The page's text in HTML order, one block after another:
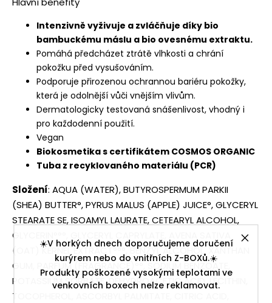
☀️V horkých dnech doporučujeme doručení
kurýrem nebo do vnitřních Z-BOXů.☀️
Produkty poškozené vysokými teplotami ve
venkovních boxech nelze reklamovat.
Intenzivně vyživuje a zvláčňuje díky bio
bambuckému máslu a bio ovesnému extraktu.
Pomáhá předcházet ztrátě vlhkosti a chrání
pokožku před vysušováním.
Podporuje přirozenou ochrannou bariéru pokožky,
která je odolnější vůči vnějším vlivům.
Dermatologicky testovaná snášenlivost, vhodný i
pro každodenní použití.
Vegan
Biokosmetika s certifikátem COSMOS ORGANIC
Tuba z recyklovaného materiálu (PCR)
Složení: AQUA (WATER), BUTYROSPERMUM PARKII
(SHEA) BUTTER°, PYRUS MALUS (APPLE) JUICE°, GLYCERYL
STEARATE SE, ISOAMYL LAURATE, CETEARYL ALCOHOL,
GLYCERIN°°°, GLYCERYL CAPRYLATE, AVENA SATIVA
(OAT) KERNEL EXTRACT°°°, BENZYL ALCOHOL, XANTHAN
GUM, PARFUM (FRAGRANCE)°°, SODIUM BENZOATE,
POTASSIUM SORBATE, DEHYDROACETIC ACID, LECITHIN,
TOCOPHEROL, ASCORBYL PALMITATE, CITRIC ACID,